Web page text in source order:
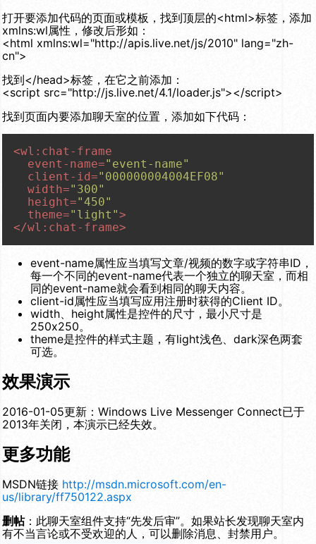
打开要添加代码的页面或模板，找到顶层的<html>标签，添加
xmlns:wl属性，修改后形如：
<html xmlns:wl="http://apis.live.net/js/2010" lang="zh-
cn">
找到</head>标签，在它之前添加：
<script src="http://js.live.net/4.1/loader.js"></script>
找到页面内要添加聊天室的位置，添加如下代码：
<wl:chat-frame
event-name="event-name"
client-id="000000004004EF08"
width="300"
height="450"
theme="light">
</wl:chat-frame>
event-name属性应当填写文章/视频的数字或字符串ID，
每一个不同的event-name代表一个独立的聊天室，而相
同的event-name就会看到相同的聊天内容。
client-id属性应当填写应用注册时获得的Client ID。
width、height属性是控件的尺寸，最小尺寸是
250x250。
theme是控件的样式主题，有light浅色、dark深色两套
可选。
效果演示
2016-01-05更新：Windows Live Messenger Connect已于
2013年关闭，本演示已经失效。
更多功能
MSDN链接 http://msdn.microsoft.com/en-
us/library/ff750122.aspx
删帖：此聊天室组件支持“先发后审”。如果站长发现聊天室内
有不当言论或不受欢迎的人，可以删除消息、封禁用户。